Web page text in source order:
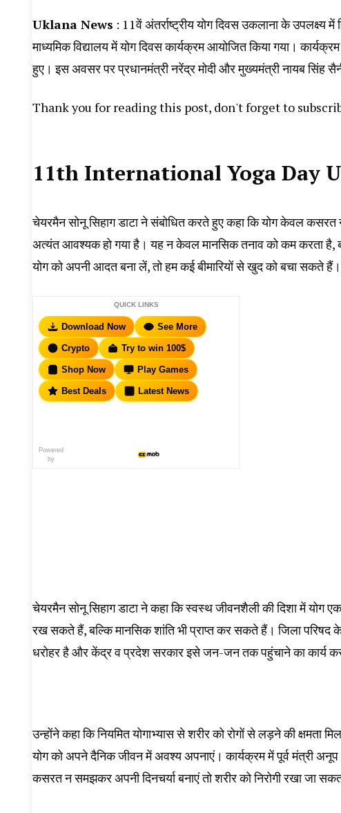
Uklana News : 11वें अंतर्राष्ट्रीय योग दिवस उकलाना के
माध्यमिक विद्यालय में योग दिवस कार्यक्रम आयोजित किया गया।
हुए। इस अवसर पर प्रधानमंत्री नरेंद्र मोदी और मुख्यमंत्री नायब सिंह
Thank you for reading this post, don't forget to
11th International Yoga Day
चेयरमैन सोनू सिहाग डाटा ने संबोधित करते हुए कहा कि योग केवल
अत्यंत आवश्यक हो गया है। यह न केवल मानसिक तनाव को कम करता है,
योग को अपनी आदत बना लें, तो हम कई बीमारियों से खुद को बचा सकते हैं।
QUICK LINKS
Download Now See More
Crypto Try to win 100$
Shop Now Play Games
Best Deals Latest News
Powered
by
चेयरमैन सोनू सिहाग डाटा ने कहा कि स्वस्थ जीवनशैली की दिशा में
रख सकते हैं, बल्कि मानसिक शांति भी प्राप्त कर सकते हैं। जिला परिषद
धरोहर है और केंद्र व प्रदेश सरकार इसे जन-जन तक पहुंचाने का कार्य कर
उन्होंने कहा कि नियमित योगाभ्यास से शरीर को रोगों से लड़ने की
योग को अपने दैनिक जीवन में अवश्य अपनाएं। कार्यक्रम में पूर्व मंत्री
कसरत न समझकर अपनी दिनचर्या बनाएं तो शरीर को निरोगी रखा जा